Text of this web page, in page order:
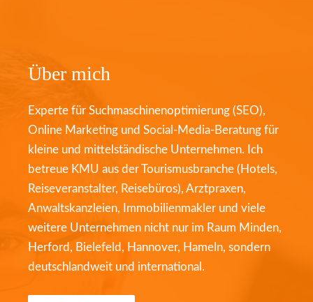
Über mich
Experte für Suchmaschinenoptimierung (SEO),
Online Marketing und Social-Media-Beratung für
kleine und mittelständische Unternehmen. Ich
betreue KMU aus der Tourismusbranche (Hotels,
Reiseveranstalter, Reisebüros), Arztpraxen,
Anwaltskanzleien, Immobilienmakler und viele
weitere Unternehmen nicht nur im Raum Minden,
Herford, Bielefeld, Hannover, Hameln, sondern
deutschlandweit und international.